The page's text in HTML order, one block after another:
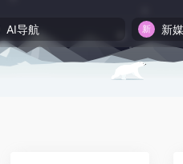
AI导航 新